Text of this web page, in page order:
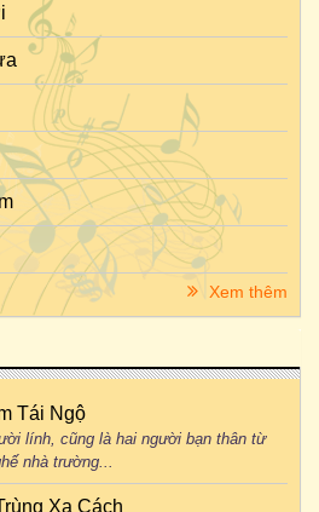
Xem thêm
Tái Ngộ
lính, cũng là hai người bạn thân từ
nhà trường...
Xa Cách